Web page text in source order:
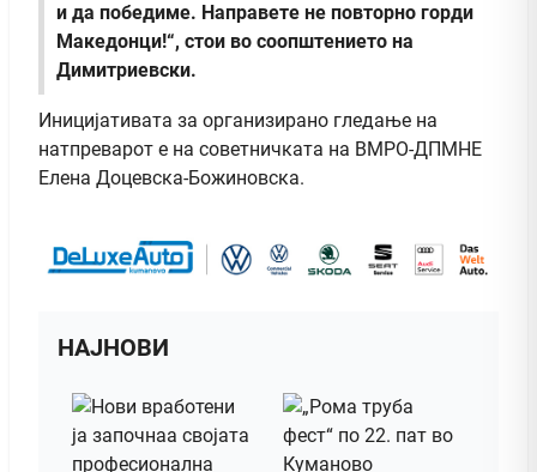
и да победиме. Направете не повторно горди
Македонци!“, стои во соопштението на
Димитриевски.
Иницијативата за организирано гледање на
натпреварот е на советничката на ВМРО-ДПМНЕ
Елена Доцевска-Божиновска.
НАЈНОВИ